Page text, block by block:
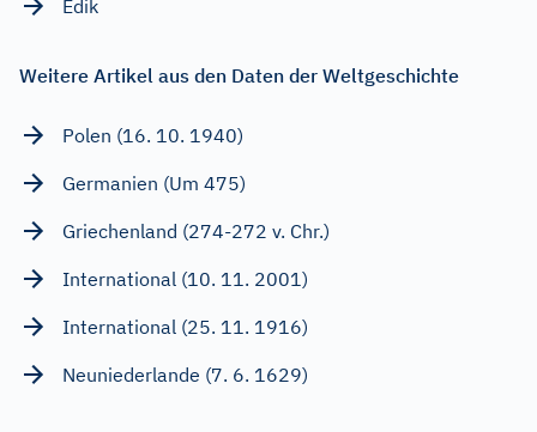
Edik
Weitere Artikel aus den Daten der Weltgeschichte
Polen (16. 10. 1940)
Germanien (Um 475)
Griechenland (274-272 v. Chr.)
International (10. 11. 2001)
International (25. 11. 1916)
Neuniederlande (7. 6. 1629)